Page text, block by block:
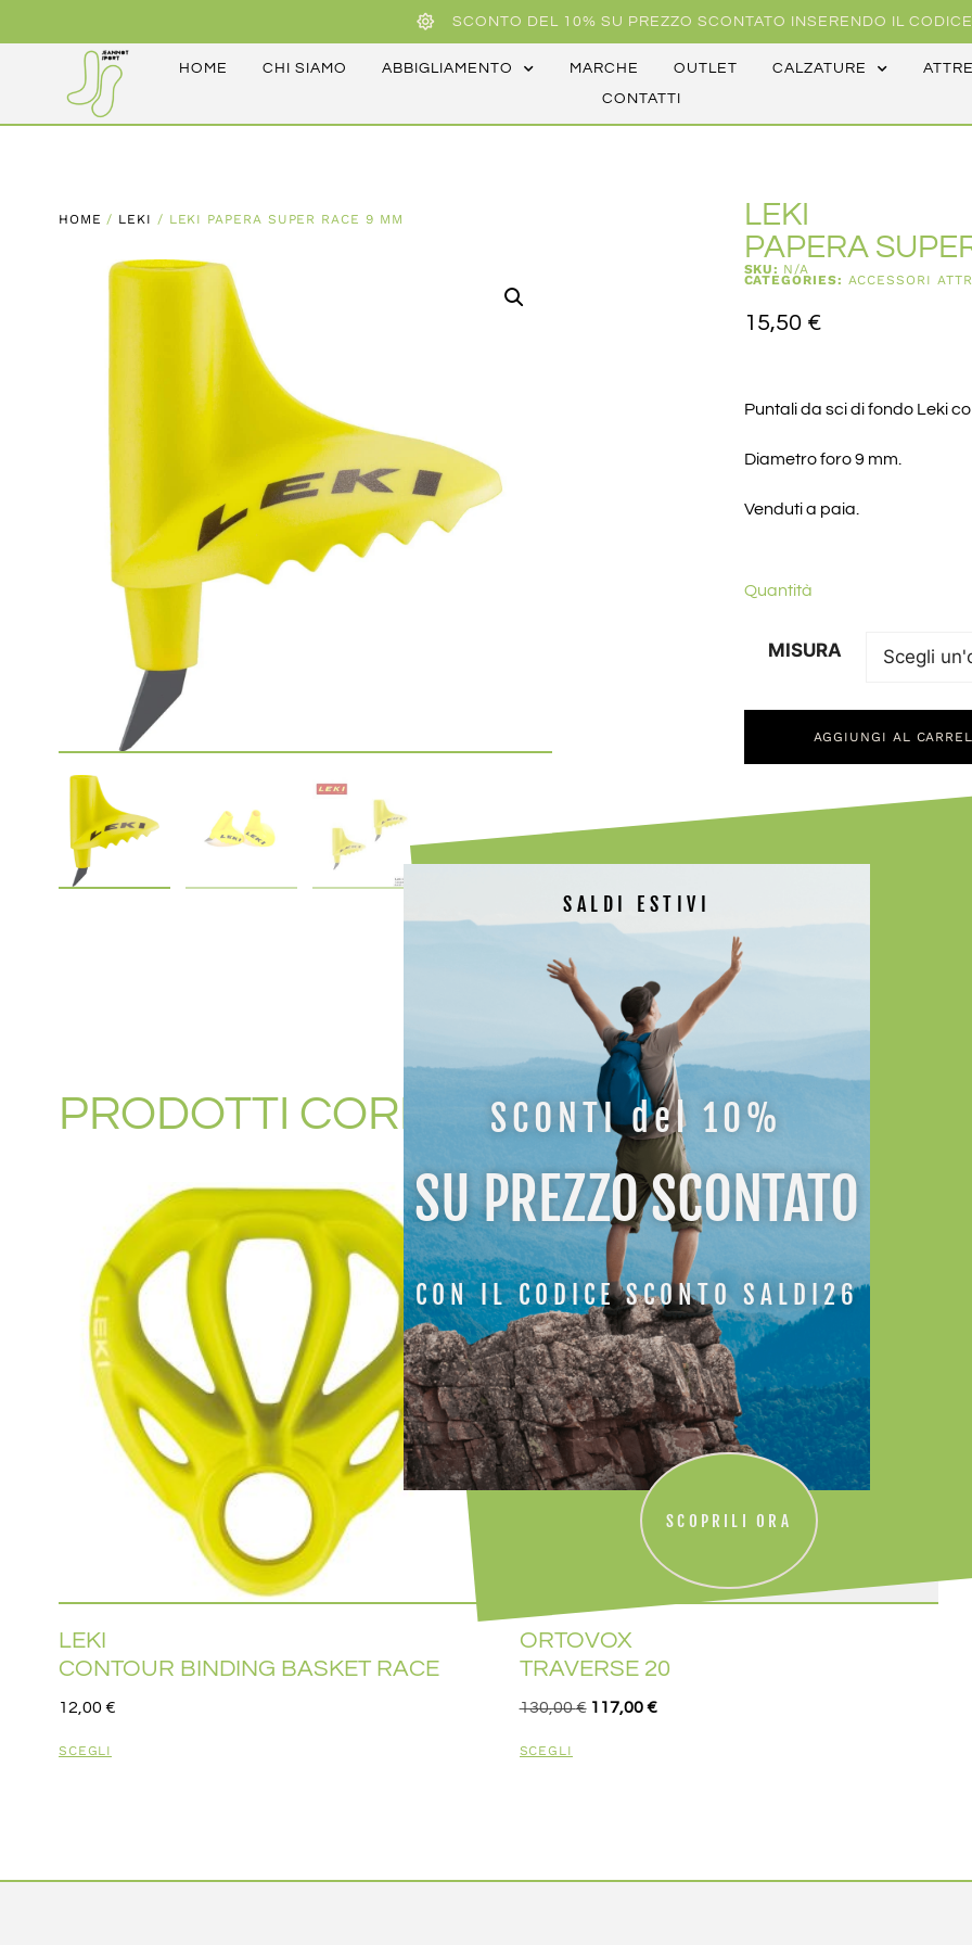
SCONTO DEL 10% SU PREZZO SCONTATO INSERENDO IL
HOME CHI SIAMO ABBIGLIAMENTO MARCHE OUTLET CALZATURE
CONTATTI
HOME / LEKI / LEKI PAPERA SUPER RACE 9 MM
LEKI
PAPERA
SKU: N/A
CATEGORIES: ACCESSORI
15,50 €
Puntali da sci di fondo Leki
Diametro foro 9 mm.
Venduti a paia.
Quantità
MISURA
AGGIUNGI AL
PRODOTTI CORRELATI
LEKI
CONTOUR BINDING BASKET RACE
12,00 €
SCEGLI
ORTOVOX
TRAVERSE 20
130,00€ 117,00€
SCEGLI
SALDI ESTIVI
SCONTI del 10%
SU PREZZO SCONTATO
CON IL CODICE SCONTO SALDI26
SCOPRILI ORA